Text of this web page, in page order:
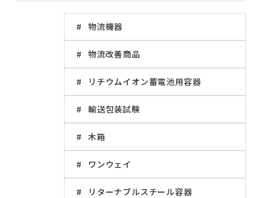
物流機器
物流改善商品
リチウムイオン蓄電池用容器
輸送包装試験
木箱
ワンウェイ
リターナブルスチール容器